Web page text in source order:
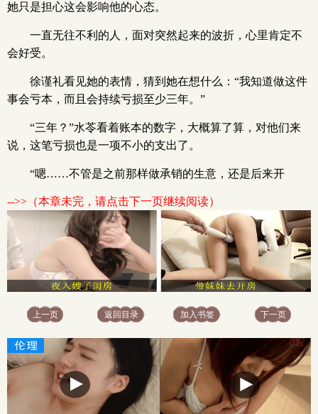
她只是担心这会影响他的心态。
一直无往不利的人，面对突然起来的波折，心里肯定不
会好受。
徐谨礼看见她的表情，猜到她在想什么：“我知道做这件
事会亏本，而且会持续亏损至少三年。”
“三年？”水苓看着账本的数字，大概算了算，对他们来
说，这笔亏损也是一项不小的支出了。
“嗯……不管是之前那样做承销的生意，还是后来开
-->>（本章未完，请点击下一页继续阅读）
上一页 返回目录 加入书签 下一页